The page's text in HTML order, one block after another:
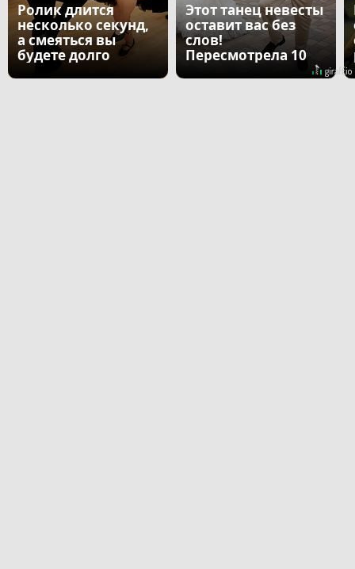
Ролик длится
несколько секунд,
а смеяться вы
будете долго
Этот танец невесты
оставит вас без
слов!
Пересмотрела 10